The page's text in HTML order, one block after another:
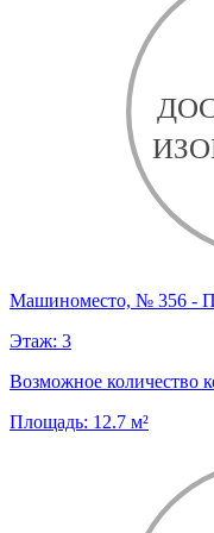
Машиноместо, № 356 -
Этаж: 3
Возможное количество
Площадь: 12.7 м²